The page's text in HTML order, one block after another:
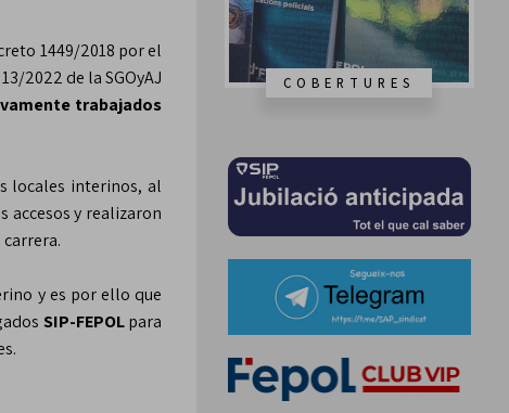
1449/2018 por el
2022 de la SGOyAJ
trabajados
locales interinos, al
accesos y realizaron
y es por ello que
SIP-FEPOLpara
COBERTURES